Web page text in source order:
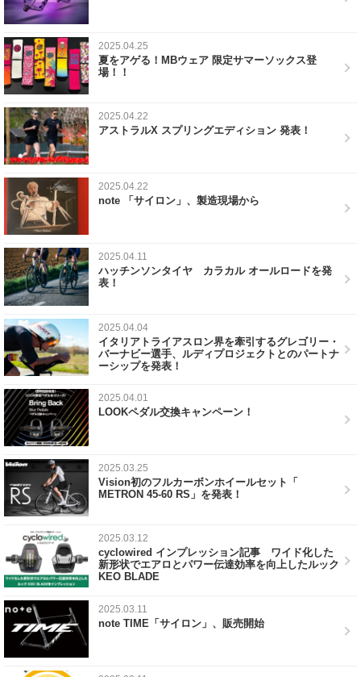
2025.04.25
夏をアゲる！MBウェア 限定サマーソックス登
場！！
2025.04.22
アストラルX スプリングエディション 発表！
2025.04.22
note 「サイロン」、製造現場から
2025.04.11
ハッチンソンタイヤ カラカル オールロードを発
表！
2025.04.04
イタリアトライアスロン界を牽引するグレゴリー・
バーナビー選手、ルディプロジェクトとのパートナ
ーシップを発表！
2025.04.01
LOOKペダル交換キャンペーン！
2025.03.25
Vision初のフルカーボンホイールセット「
METRON 45-60 RS」を発表！
2025.03.12
cyclowired インプレッション記事 ワイド化した
新形状でエアロとパワー伝達効率を向上したルック
KEO BLADE
2025.03.11
note TIME「サイロン」、販売開始